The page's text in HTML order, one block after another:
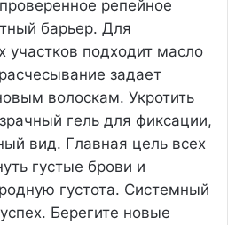
репейное
барьер. Для
подходит масло
задает
волоскам. Укротить
гель для фиксации,
вид. Главная цель всех
густые брови и
густота. Системный
Берегите новые